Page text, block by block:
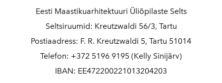
Eesti Maastikuarhitektuuri Üliõpilaste Selts
Seltsiruumid: Kreutzwaldi 56/3, Tartu
Postiaadress: F. R. Kreutzwaldi 5, Tartu 51014
Telefon: +372 5196 9195 (Kelly Sinijärv)
IBAN: EE472200221013204203